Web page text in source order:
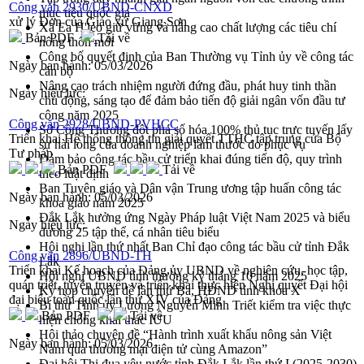
mục tiêu quốc gia
Xã Ea H'leo giữ vững và nâng cao chất lượng các tiêu chí
nông thôn mới
Công bố quyết định của Ban Thường vụ Tỉnh ủy về công tác
cán bộ
Nâng cao trách nhiệm người đứng đầu, phát huy tinh thần
chủ động, sáng tạo để đảm bảo tiến độ giải ngân vốn đầu tư
công năm 2025
Sở Công Thương đột phá số hóa 100% thủ tục trực tuyến lấy
sự hài lòng của doanh nghiệp làm thước đo phục vụ
Đảm bảo công tác bầu cử triển khai đúng tiến độ, quy trình
theo luật định
Ban Tuyên giáo và Dân vận Trung ương tập huấn công tác
khoa giáo năm 2025
Đắk Lắk hưởng ứng Ngày Pháp luật Việt Nam 2025 và biểu
dương 25 tập thể, cá nhân tiêu biểu
Hội nghị lần thứ nhất Ban Chỉ đạo công tác bầu cử tỉnh Đắk
Lắk
Hội nghị UBND tỉnh thường kỳ tháng 10 năm 2025
Kỳ họp chuyên đề lần thứ Ba, HĐND tỉnh khóa X
Bí thư Tỉnh ủy Lương Nguyễn Minh Triết kiểm tra việc thực
hiện chống khai thác IUU
Hội thảo chuyên đề “Hành trình xuất khẩu nông sản Việt
Nam qua thương mại điện tử cùng Amazon”
Công văn 2930/UBND-CNXD
xử lý Đơn của Giáo xứ Giang Sơn
Bản PDF
Tải về
Ngày ban hành:05/03/2026
Ngày hiệu lực:
Công văn 2928/UBND-PVHCC
Triển khai Hệ thống thông tin giải quyết TTHC tập trung của Bộ
Tư pháp
Bản PDF
Tải về
Ngày ban hành:05/03/2026
Ngày hiệu lực:
Công văn 2896/UBND-TH
Triển khai Kế hoạch của Đảng ủy UBND về nghiên cứu, học tập,
quán triệt, tuyên truyền và triển khai thực hiện Nghị quyết Đại hội
đại biểu toàn quốc lần thứ XIV của Đảng
Bản PDF
Tải về
Ngày ban hành:05/03/2026